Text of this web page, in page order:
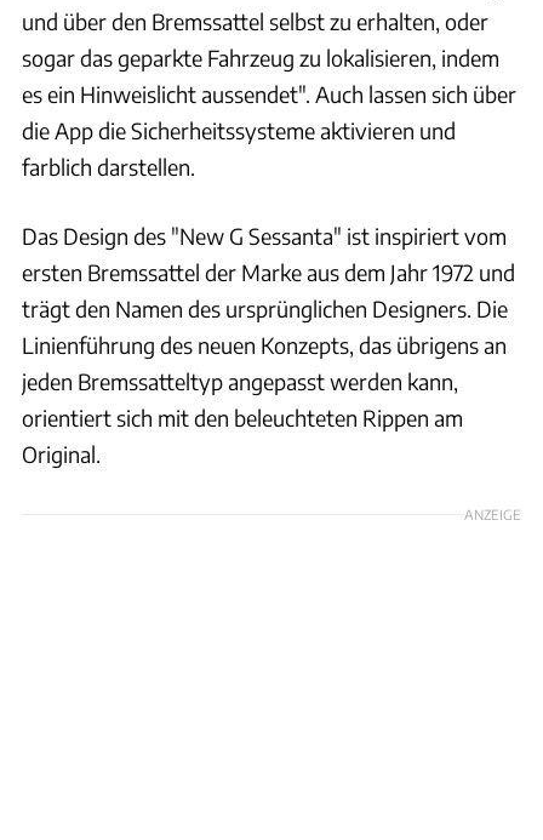
und über den Bremssattel selbst zu erhalten, oder
sogar das geparkte Fahrzeug zu lokalisieren, indem
es ein Hinweislicht aussendet". Auch lassen sich über
die App die Sicherheitssysteme aktivieren und
farblich darstellen.
Das Design des "New G Sessanta" ist inspiriert vom
ersten Bremssattel der Marke aus dem Jahr 1972 und
trägt den Namen des ursprünglichen Designers. Die
Linienführung des neuen Konzepts, das übrigens an
jeden Bremssatteltyp angepasst werden kann,
orientiert sich mit den beleuchteten Rippen am
Original.
ANZEIGE